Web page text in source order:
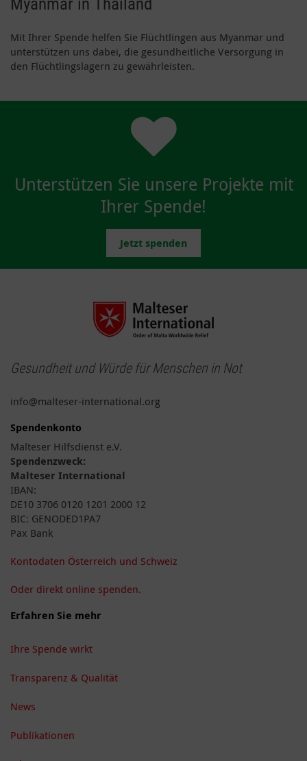
Mit Ihrer Spende helfen Sie Flüchtlingen aus Myanmar und
unterstützen uns dabei, die gesundheitliche Versorgung in
den Flüchtlingslagern zu gewährleisten.
Unterstützen Sie unsere Projekte mit
Ihrer Spende!
Jetzt spenden
Gesundheit und Würde für Menschen in Not
info@malteser-international.org
Spendenkonto
Malteser Hilfsdienst e.V.
Spendenzweck:
Malteser International
IBAN:
DE10 3706 0120 1201 2000 12
BIC: GENODED1PA7
Pax Bank
Kontodaten Österreich und Schweiz
Oder direkt online spenden.
Erfahren Sie mehr
Ihre Spende wirkt
Transparenz & Qualität
News
Publikationen